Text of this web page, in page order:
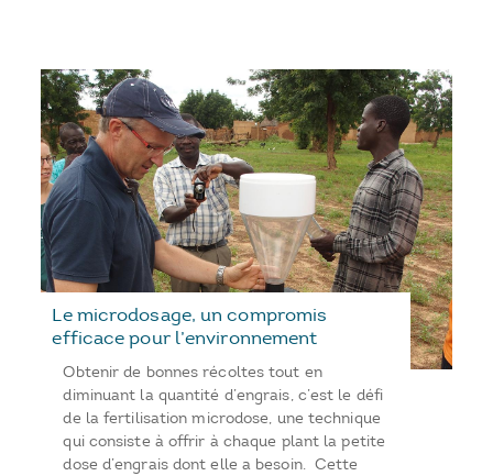
Le microdosage, un compromis
efficace pour l’environnement
Obtenir de bonnes récoltes tout en
diminuant la quantité d’engrais, c’est le défi
de la fertilisation microdose, une technique
qui consiste à offrir à chaque plant la petite
dose d’engrais dont elle a besoin. Cette